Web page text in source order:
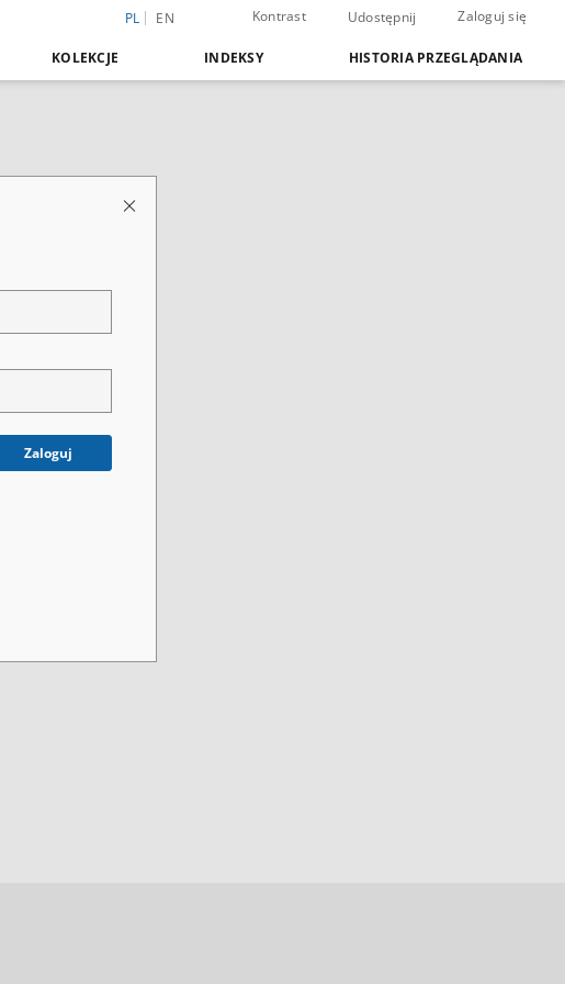
PL EN Kontrast Udostępnij Zaloguj się
KOLEKCJE INDEKSY HISTORIA PRZEGLĄDANIA
Zaloguj